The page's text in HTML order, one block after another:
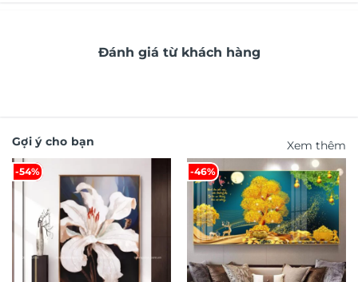
Đánh giá từ khách hàng
Gợi ý cho bạn Xem thêm
-54% -46%